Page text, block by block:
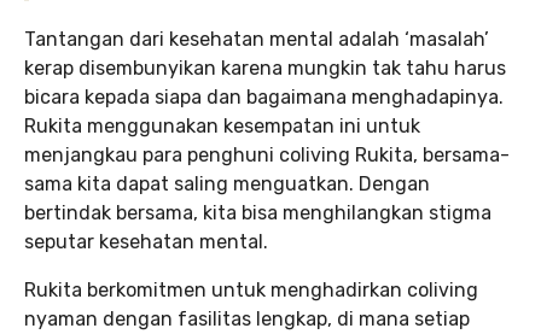
Tantangan dari kesehatan mental adalah ‘masalah’
kerap disembunyikan karena mungkin tak tahu harus
bicara kepada siapa dan bagaimana menghadapinya.
Rukita menggunakan kesempatan ini untuk
menjangkau para penghuni coliving Rukita, bersama-
sama kita dapat saling menguatkan. Dengan
bertindak bersama, kita bisa menghilangkan stigma
seputar kesehatan mental.
Rukita berkomitmen untuk menghadirkan coliving
nyaman dengan fasilitas lengkap, di mana setiap